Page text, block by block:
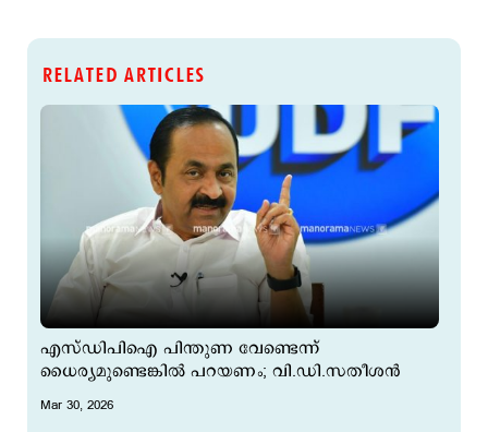
RELATED ARTICLES
എസ്ഡിപിഐ പിന്തുണ വേണ്ടെന്ന്
ധൈര്യമുണ്ടെങ്കില്‍ പറയണം; വി.ഡി.സതീശന്‍
Mar 30, 2026